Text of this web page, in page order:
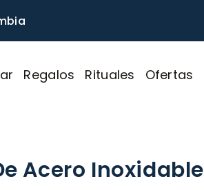
Regalos Rituales Ofertas
Acero Inoxidable